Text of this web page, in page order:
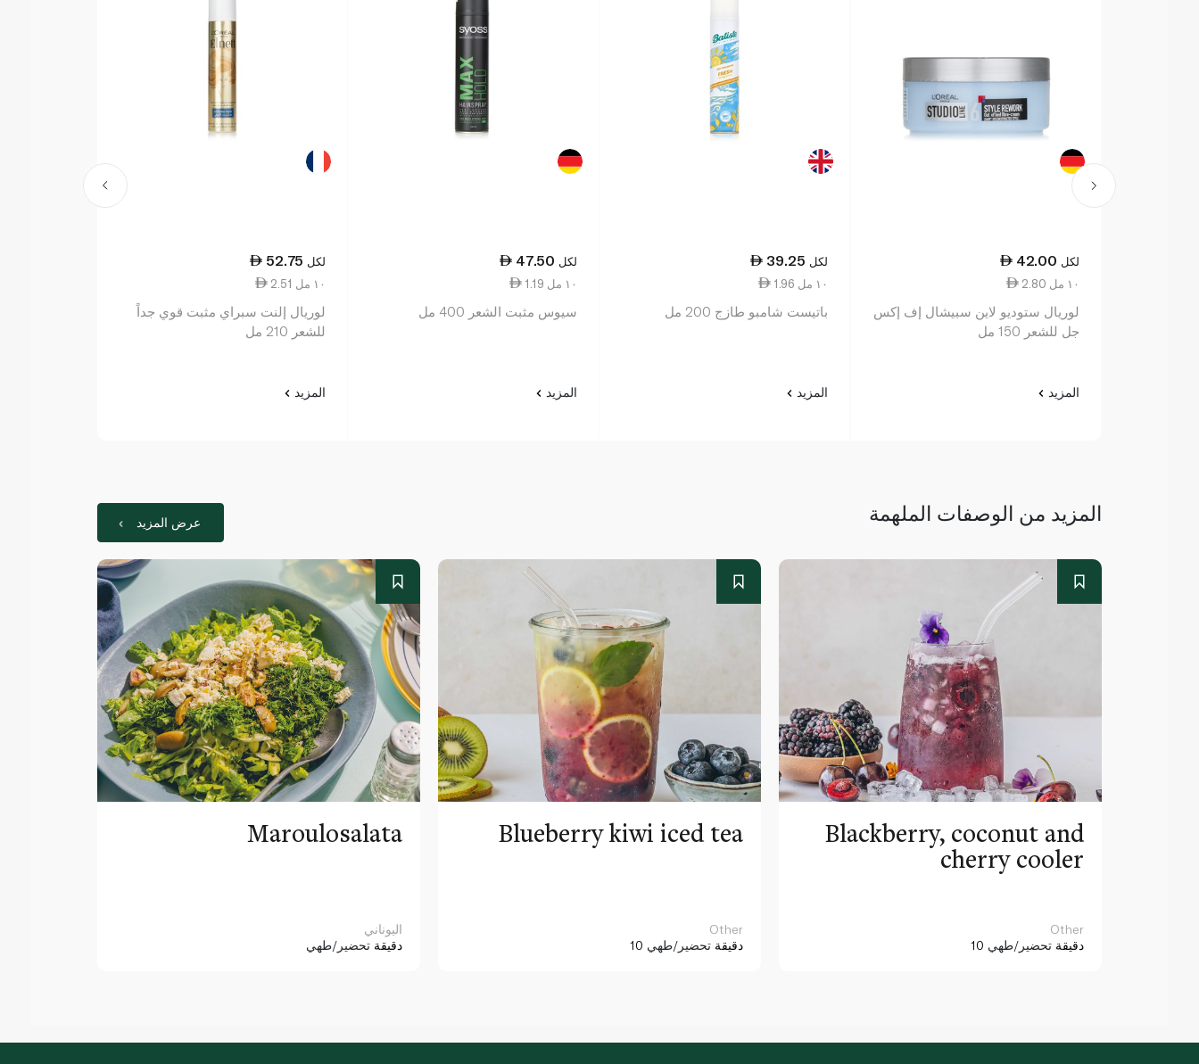
42.00 لكل
2.80 ١٠ مل
لوريال ستوديو لاين سبيشال إف إكس
جل للشعر 150 مل
المزيد
39.25 لكل
1.96 ١٠ مل
باتيست شامبو طازج 200 مل
المزيد
47.50 لكل
1.19 ١٠ مل
سيوس مثبت الشعر 400 مل
المزيد
52.75 لكل
2.51 ١٠ مل
لوريال إلنت سبراي مثبت قوي جداً
للشعر 210 مل
المزيد
المزيد من الوصفات الملهمة عرض المزيد
Maroulosalata
اليوناني
دقيقة تحضير/طهي
Blueberry kiwi iced tea
Other
10 دقيقة تحضير/طهي
Blackberry, coconut and
cherry cooler
Other
10 دقيقة تحضير/طهي